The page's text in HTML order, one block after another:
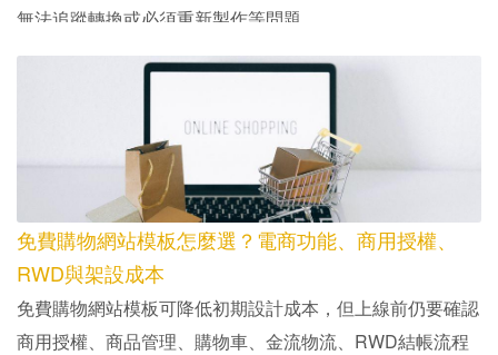
無法追蹤轉換或必須重新製作等問題。
免費購物網站模板怎麼選？電商功能、商用授權、
RWD與架設成本
免費購物網站模板可降低初期設計成本，但上線前仍要確認
商用授權、商品管理、購物車、金流物流、RWD結帳流程